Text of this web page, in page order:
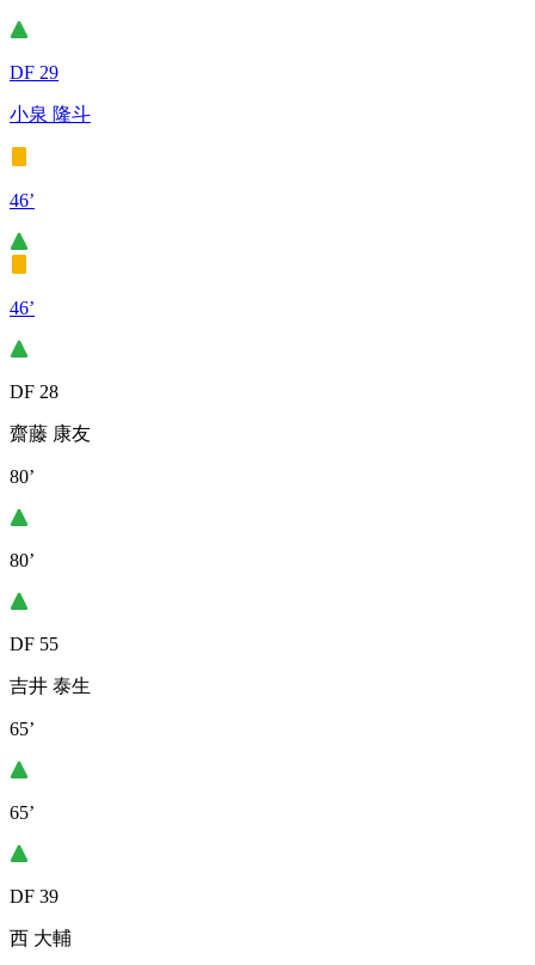
DF 29
小泉 隆斗
46’
46’
DF 28
齋藤 康友
80’
80’
DF 55
吉井 泰生
65’
65’
DF 39
西 大輔